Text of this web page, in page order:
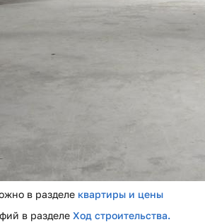
в разделе квартиры и цены
в разделе Ход строительства.